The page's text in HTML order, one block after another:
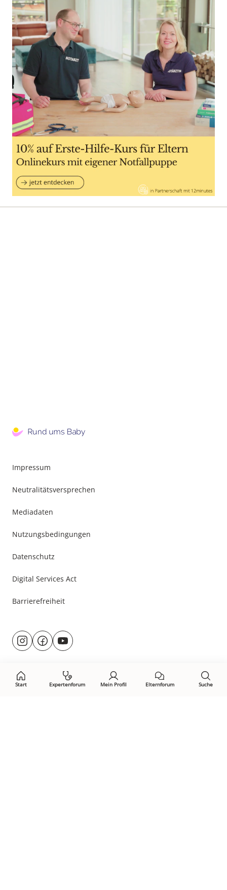
Start Expertenforum Mein Profil Elternforum Suche
Impressum
Neutralitätsversprechen
Mediadaten
Nutzungsbedingungen
Datenschutz
Digital Services Act
Barrierefreiheit
Besuche
uns@rund.ums.baby
facebook.com/rundumsbaby.de
youtube.com/@rundumsbaby_